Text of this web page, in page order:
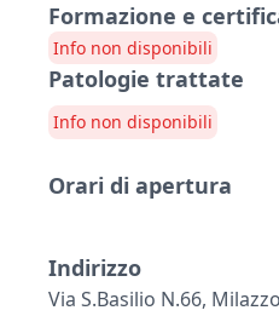
Formazione e
Info non disponibili
Patologie trattate
Info non disponibili
Orari di apertura
Indirizzo
Via S.basilio N.66,